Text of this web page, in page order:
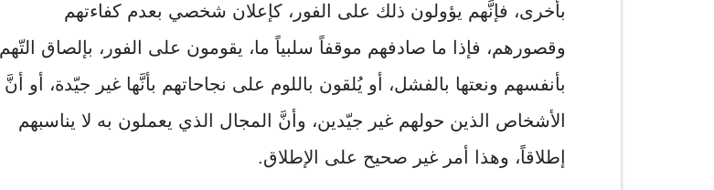
بأخرى، فإنَّهم يؤولون ذلك على الفور، كإعلان شخصي بعدم كفاءتهم
وقصورهم، فإذا ما صادفهم موقفاً سلبياً ما، يقومون على الفور، بإلصاق التّهم
بأنفسهم ونعتها بالفشل، أو يُلقون باللوم على نجاحاتهم بأنَّها غير جيّدة، أو أنَّ
الأشخاص الذين حولهم غير جيّدين، وأنَّ المجال الذي يعملون به لا يناسبهم
إطلاقاً، وهذا أمر غير صحيح على الإطلاق.